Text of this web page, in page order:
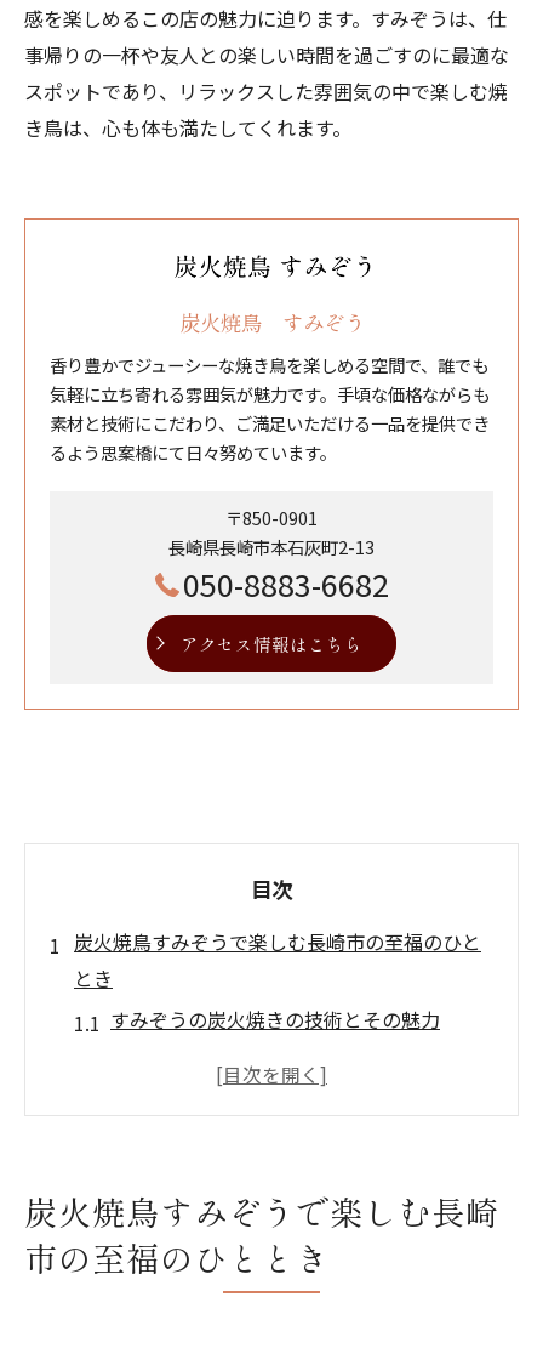
感を楽しめるこの店の魅力に迫ります。すみぞうは、仕
事帰りの一杯や友人との楽しい時間を過ごすのに最適な
スポットであり、リラックスした雰囲気の中で楽しむ焼
き鳥は、心も体も満たしてくれます。
炭火焼鳥 すみぞう
香り豊かでジューシーな焼き鳥を楽しめる空間で、誰でも
気軽に立ち寄れる雰囲気が魅力です。手頃な価格ながらも
素材と技術にこだわり、ご満足いただける一品を提供でき
るよう思案橋にて日々努めています。
〒850-0901
長崎県長崎市本石灰町2-13
050-8883-6682
アクセス情報はこちら
目次
炭火焼鳥すみぞうで楽しむ長崎市の至福のひと
とき
すみぞうの炭火焼きの技術とその魅力
長崎市で味わう焼き鳥の新しいスタイル
家族連れでも安心して楽しめる焼き鳥体験
地元食材を活かした特製焼き鳥メニュー
香ばしい焼き鳥の魅力長崎市の隠れた名店すみ
炭火焼鳥すみぞうで楽しむ長崎
市の至福のひととき